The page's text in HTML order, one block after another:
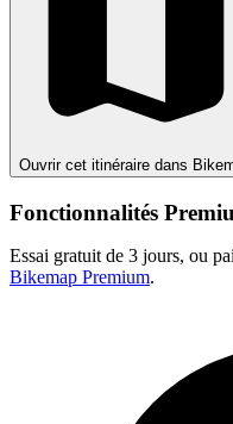
Ouvrir cet itinéraire dans
Fonctionnalités
Essai gratuit de 3 jours, ou
Bikemap Premium.